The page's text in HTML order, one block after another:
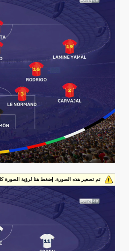
تم تصغير هذه الصورة. إضغط هنا لرؤية الصورة كاملة.